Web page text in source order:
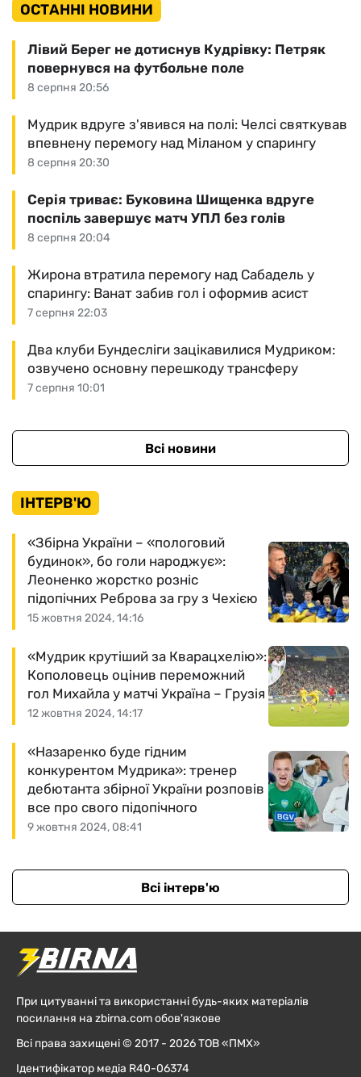
ОСТАННІ НОВИНИ
8 серпня 20:56
Лівий Берег не дотиснув Кудрівку: Петряк
повернувся на футбольне поле
8 серпня 20:30
Мудрик вдруге з'явився на полі: Челсі святкував
впевнену перемогу над Міланом у спарингу
8 серпня 20:04
Серія триває: Буковина Шищенка вдруге
поспіль завершує матч УПЛ без голів
7 серпня 22:03
Жирона втратила перемогу над Сабадель у
спарингу: Ванат забив гол і оформив асист
7 серпня 10:01
Два клуби Бундесліги зацікавилися Мудриком:
озвучено основну перешкоду трансферу
Всі новини
ІНТЕРВ'Ю
15 жовтня 2024, 14:16
«Збірна України – «пологовий
будинок», бо голи народжує»:
Леоненко жорстко розніс
підопічних Реброва за гру з Чехією
12 жовтня 2024, 14:17
«Мудрик крутіший за Кварацхелію»:
Кополовець оцінив переможний
гол Михайла у матчі Україна – Грузія
9 жовтня 2024, 08:41
«Назаренко буде гідним
конкурентом Мудрика»: тренер
дебютанта збірної України розповів
все про свого підопічного
Всі інтерв'ю
При цитуванні та використанні будь-яких матеріалів
посилання на zbirna.com обов'язкове
Всі права захищені © 2017 - 2026 ТОВ «ПМХ»
Ідентифікатор медіа R40-06374